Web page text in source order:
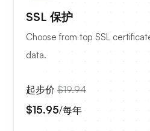
SSL 保护
Choose from top SSL
data.
起步价 $19.94
$15.95/每年